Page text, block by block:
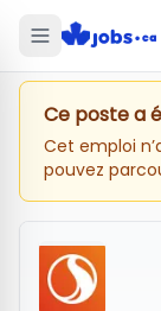
Ce poste a
Cet emploi
pouvez